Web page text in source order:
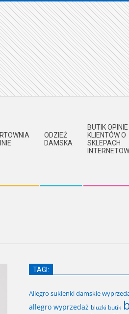
ODZIEŻ
DAMSKA
BUTIK OPINIE
KLIENTÓW O
SKLEPACH
TAGI:
Allegro sukienki damskie
allegro wyprzedaż bluzki butik